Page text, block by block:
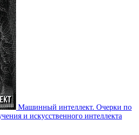
Машинный интеллект. Очерки по
и искусственного интеллекта